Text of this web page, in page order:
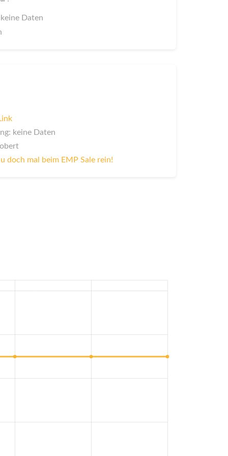
Daten
keine Daten
doch mal beim EMP Sale rein!